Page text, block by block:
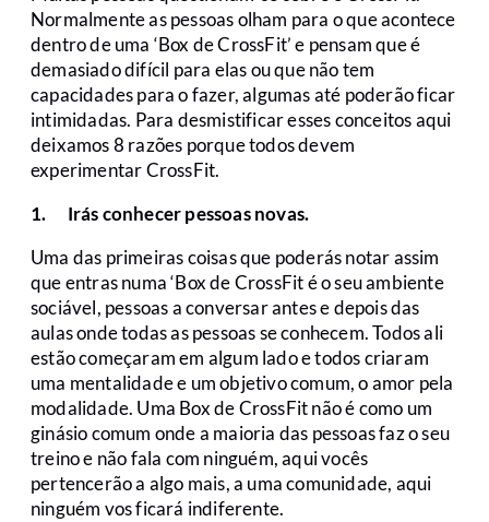
Normalmente as pessoas olham para o que acontece
dentro de uma ‘Box de CrossFit’ e pensam que é
demasiado difícil para elas ou que não tem
capacidades para o fazer, algumas até poderão ficar
intimidadas. Para desmistificar esses conceitos aqui
deixamos 8 razões porque todos devem
experimentar CrossFit.
1. Irás conhecer pessoas novas.
Uma das primeiras coisas que poderás notar assim
que entras numa ‘Box de CrossFit é o seu ambiente
sociável, pessoas a conversar antes e depois das
aulas onde todas as pessoas se conhecem. Todos ali
estão começaram em algum lado e todos criaram
uma mentalidade e um objetivo comum, o amor pela
modalidade. Uma Box de CrossFit não é como um
ginásio comum onde a maioria das pessoas faz o seu
treino e não fala com ninguém, aqui vocês
pertencerão a algo mais, a uma comunidade, aqui
ninguém vos ficará indiferente.